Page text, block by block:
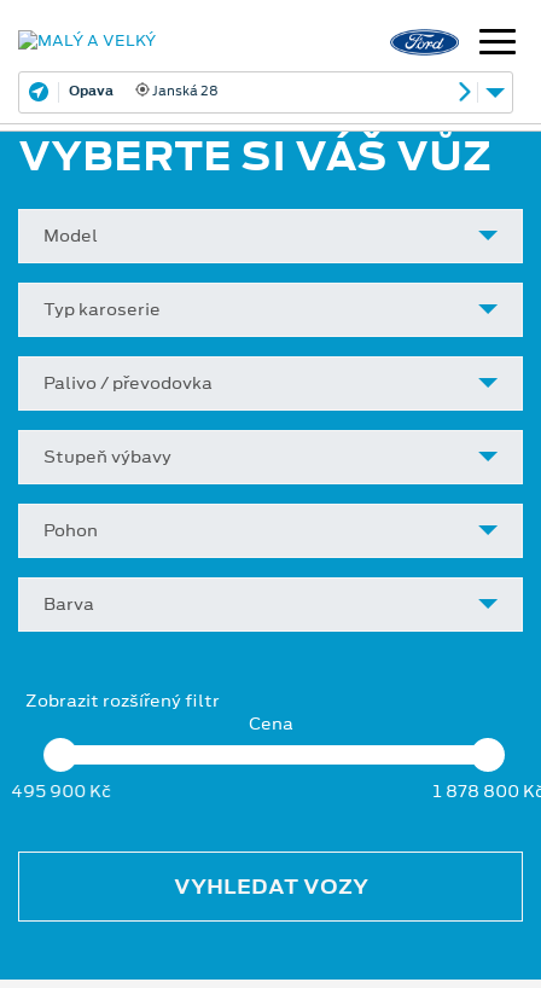
Opava Janská 28
VYBERTE SI VÁŠ VŮZ
Model
Typ karoserie
Palivo / převodovka
Stupeň výbavy
Pohon
Barva
Zobrazit rozšířený filtr
Cena
495 900 Kč 1 878 800
VYHLEDAT VOZY